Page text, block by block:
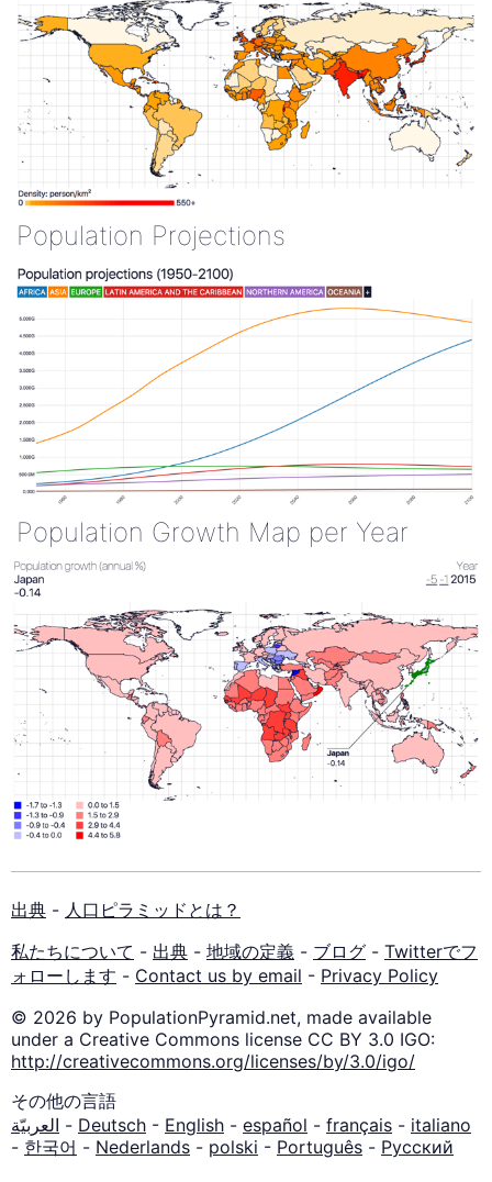
Population Projections
Population Growth Map per Year
出典 - 人口ピラミッドとは？
私たちについて - 出典 - 地域の定義 - ブログ - Twitterでフ
ォローします - Contact us by email - Privacy Policy
© 2026 by PopulationPyramid.net, made available
under a Creative Commons license CC BY 3.0 IGO:
http://creativecommons.org/licenses/by/3.0/igo/
その他の言語
العربيّة - Deutsch - English - español - français - italiano
- 한국어 - Nederlands - polski - Português - Русский